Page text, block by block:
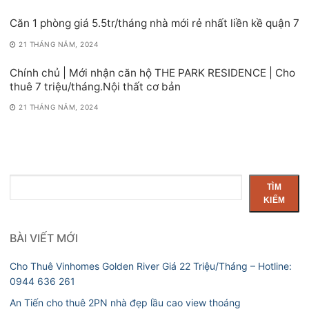
Căn 1 phòng giá 5.5tr/tháng nhà mới rẻ nhất liền kề quận 7
21 THÁNG NĂM, 2024
Chính chủ | Mới nhận căn hộ THE PARK RESIDENCE | Cho
thuê 7 triệu/tháng.Nội thất cơ bản
21 THÁNG NĂM, 2024
kiếm
TÌM
KIẾM
BÀI VIẾT MỚI
Cho Thuê Vinhomes Golden River Giá 22 Triệu/Tháng – Hotline:
0944 636 261
An Tiến cho thuê 2PN nhà đẹp lầu cao view thoáng